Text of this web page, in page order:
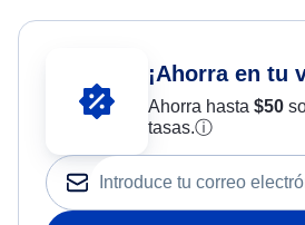
¡Ahorra en tu
Ahorra hasta $50
tasas.ⓘ